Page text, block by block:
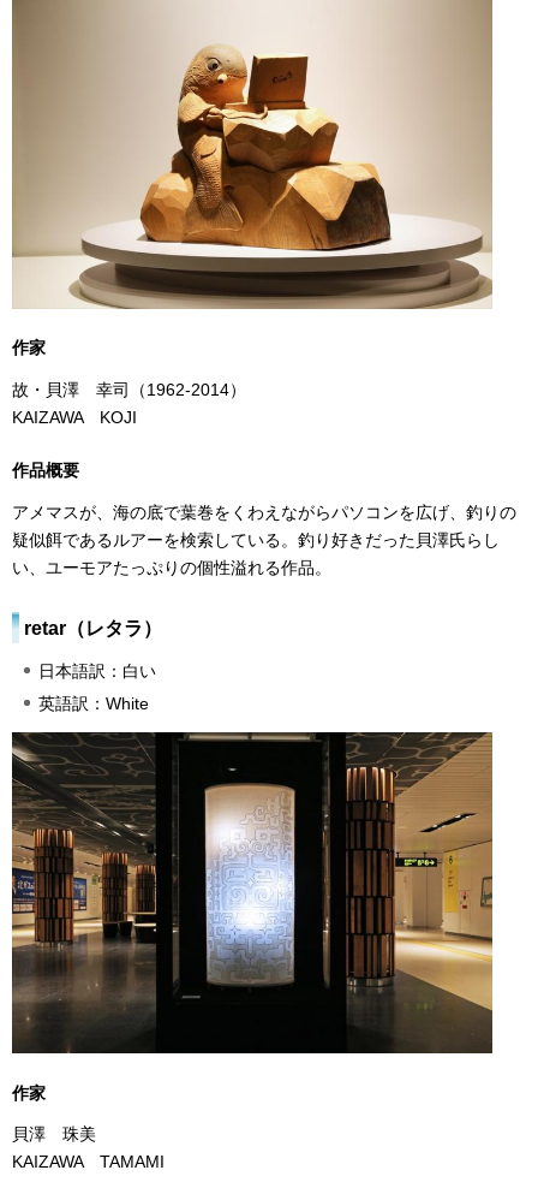
作家
故・貝澤 幸司（1962-2014）
KAIZAWA KOJI
作品概要
アメマスが、海の底で葉巻をくわえながらパソコンを広げ、釣りの
疑似餌であるルアーを検索している。釣り好きだった貝澤氏らし
い、ユーモアたっぷりの個性溢れる作品。
retar（レタラ）
日本語訳：白い
英語訳：White
作家
貝澤 珠美
KAIZAWA TAMAMI